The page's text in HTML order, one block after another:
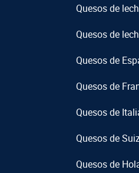
Quesos de
Quesos de
Quesos de
Quesos de
Quesos de
Quesos de
Quesos de